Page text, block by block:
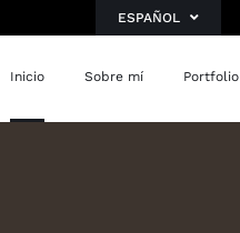
ESPAÑOL
Inicio Sobre mí Portfolio